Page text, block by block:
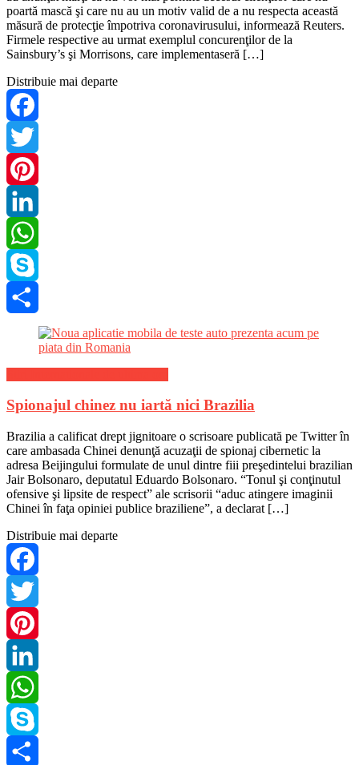
poartă mască şi care nu au un motiv valid de a nu respecta această
măsură de protecţie împotriva coronavirusului, informează Reuters.
Firmele respective au urmat exemplul concurenţilor de la
Sainsbury’s şi Morrisons, care implementaseră […]
Distribuie mai departe
Facebook
Twitter
Pinterest
LinkedIn
WhatsApp
Skype
Spionajul chinez nu iartă nici Brazilia
Brazilia a calificat drept jignitoare o scrisoare publicată pe Twitter în
care ambasada Chinei denunţă acuzaţii de spionaj cibernetic la
adresa Beijingului formulate de unul dintre fiii preşedintelui brazilian
Jair Bolsonaro, deputatul Eduardo Bolsonaro. “Tonul şi conţinutul
ofensive şi lipsite de respect” ale scrisorii “aduc atingere imaginii
Chinei în faţa opiniei publice braziliene”, a declarat […]
Distribuie mai departe
Facebook
Twitter
Pinterest
LinkedIn
WhatsApp
Skype